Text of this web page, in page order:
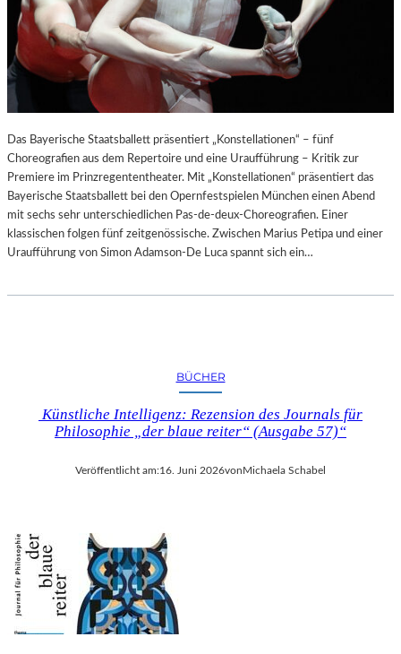
Das Bayerische Staatsballett präsentiert „Konstellationen“ – fünf
Choreografien aus dem Repertoire und eine Uraufführung – Kritik zur
Premiere im Prinzregententheater. Mit „Konstellationen“ präsentiert das
Bayerische Staatsballett bei den Opernfestspielen München einen Abend
mit sechs sehr unterschiedlichen Pas-de-deux-Choreografien. Einer
klassischen folgen fünf zeitgenössische. Zwischen Marius Petipa und einer
Uraufführung von Simon Adamson-De Luca spannt sich ein…
BÜCHER
Künstliche Intelligenz: Rezension des Journals für
Philosophie „der blaue reiter“ (Ausgabe 57)“
Veröffentlicht am:16. Juni 2026von Michaela Schabel